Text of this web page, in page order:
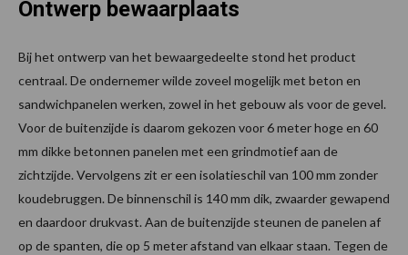
Ontwerp bewaarplaats
Bij het ontwerp van het bewaargedeelte stond het product
centraal. De ondernemer wilde zoveel mogelijk met beton en
sandwichpanelen werken, zowel in het gebouw als voor de gevel.
Voor de buitenzijde is daarom gekozen voor 6 meter hoge en 60
mm dikke betonnen panelen met een grindmotief aan de
zichtzijde. Vervolgens zit er een isolatieschil van 100 mm zonder
koudebruggen. De binnenschil is 140 mm dik, zwaarder gewapend
en daardoor drukvast. Aan de buitenzijde steunen de panelen af
op de spanten, die op 5 meter afstand van elkaar staan. Tegen de